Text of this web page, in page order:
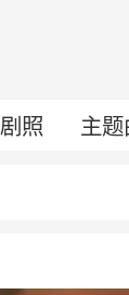
剧照 主题